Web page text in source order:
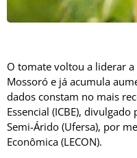
O tomate voltou a liderar
Mossoró e já acumula
dados constam no mais
Essencial (ICBE),
Semi-Árido (Ufersa), por
Econômica (LECON).